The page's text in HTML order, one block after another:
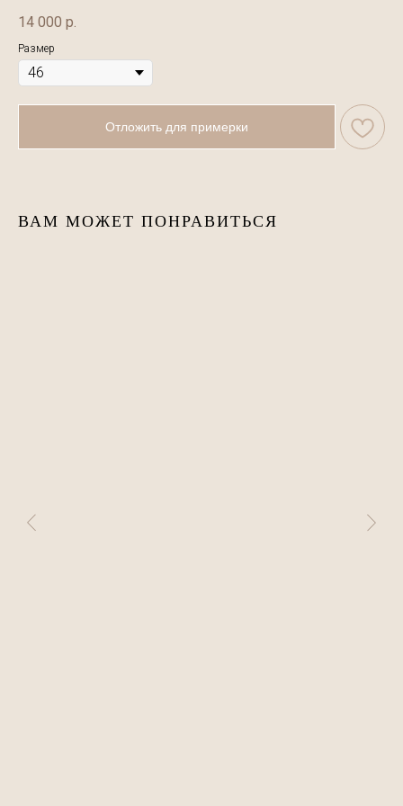
14 000 р.
Размер
Отложить для примерки
ВАМ МОЖЕТ ПОНРАВИТЬСЯ